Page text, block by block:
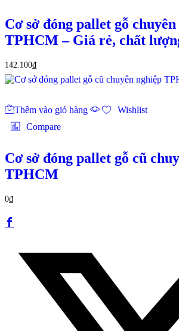
Cơ sở đóng pallet gỗ
TPHCM – Giá rẻ, chất
142.100₫
Thêm vào giỏ hàng
Wishlist
Compare
Cơ sở đóng pallet gỗ cũ
TPHCM
0₫